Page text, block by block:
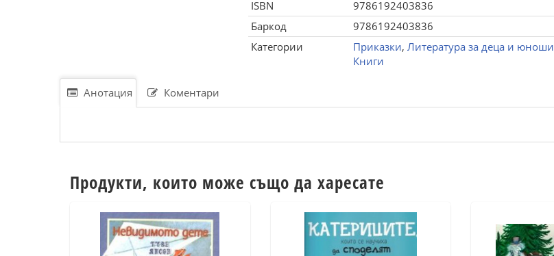
ISBN
9786192403836
Баркод
9786192403836
Категории
Приказки, Литература за деца и юноши
Книги
Анотация Коментари
Продукти, които може също да харесате